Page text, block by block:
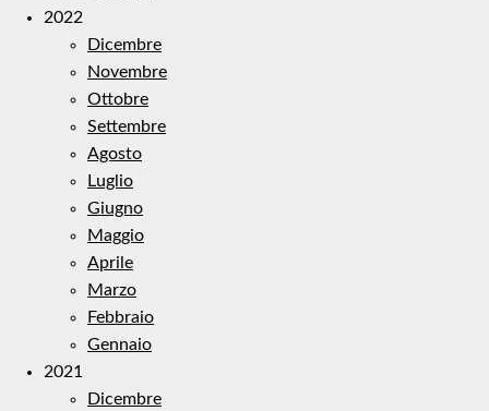
2022
Dicembre
Novembre
Ottobre
Settembre
Agosto
Luglio
Giugno
Maggio
Aprile
Marzo
Febbraio
Gennaio
2021
Dicembre